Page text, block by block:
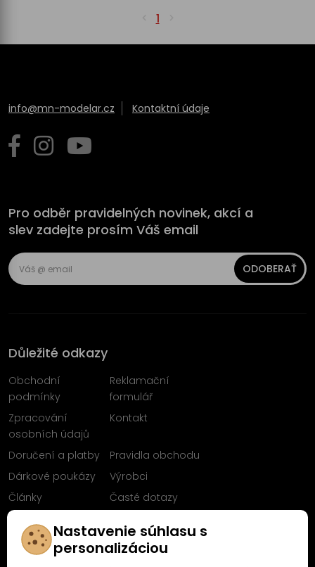
1
info@mn-modelar.cz Kontaktní údaje
Pro odběr pravidelných novinek, akcí a
slev zadejte prosím Váš email
ODOBERAŤ
Důležité odkazy
Obchodní
podmínky
Reklamační
formulář
Zpracování
osobních údajů
Kontakt
Doručení a platby
Pravidla obchodu
Dárkové poukázy
Výrobci
Články
Časté dotazy
FacebookuNastavenie súhlasu s
personalizáciou